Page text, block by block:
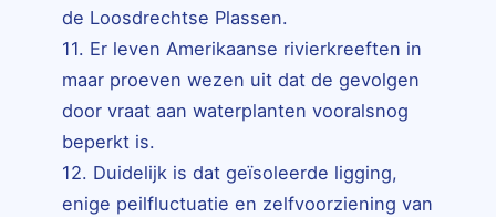
de Loosdrechtse Plassen.
11. Er leven Amerikaanse rivierkreeften in
maar proeven wezen uit dat de gevolgen
door vraat aan waterplanten vooralsnog
beperkt is.
12. Duidelijk is dat geïsoleerde ligging,
enige peilfluctuatie en zelfvoorziening van